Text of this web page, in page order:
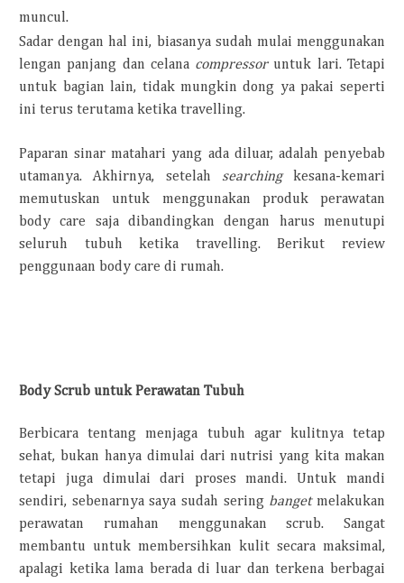
muncul.
Sadar dengan hal ini, biasanya sudah mulai menggunakan
lengan panjang dan celana compressoruntuk lari. Tetapi
untuk bagian lain, tidak mungkin dong ya pakai seperti
ini terus terutama ketika travelling.
Paparan sinar matahari yang ada diluar, adalah penyebab
utamanya. Akhirnya, setelah searchingkesana-kemari
memutuskan untuk menggunakan produk perawatan
body care saja dibandingkan dengan harus menutupi
seluruh tubuh ketika travelling. Berikut review
penggunaan body care di rumah.
Body Scrub untuk Perawatan Tubuh
Berbicara tentang menjaga tubuh agar kulitnya tetap
sehat, bukan hanya dimulai dari nutrisi yang kita makan
tetapi juga dimulai dari proses mandi. Untuk mandi
sendiri, sebenarnya saya sudah sering bangetmelakukan
perawatan rumahan menggunakan scrub. Sangat
membantu untuk membersihkan kulit secara maksimal,
apalagi ketika lama berada di luar dan terkena berbagai